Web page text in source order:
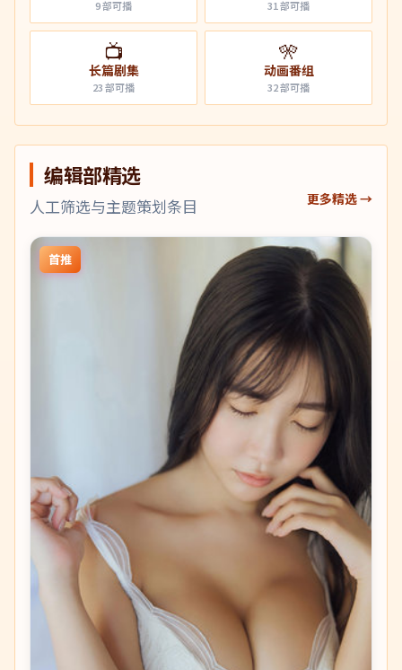
9部可播 31部可播
📺
长篇剧集
23部可播
🎌
动画番组
32部可播
编辑部精选
人工筛选与主题策划条目 更多精选 →
首推